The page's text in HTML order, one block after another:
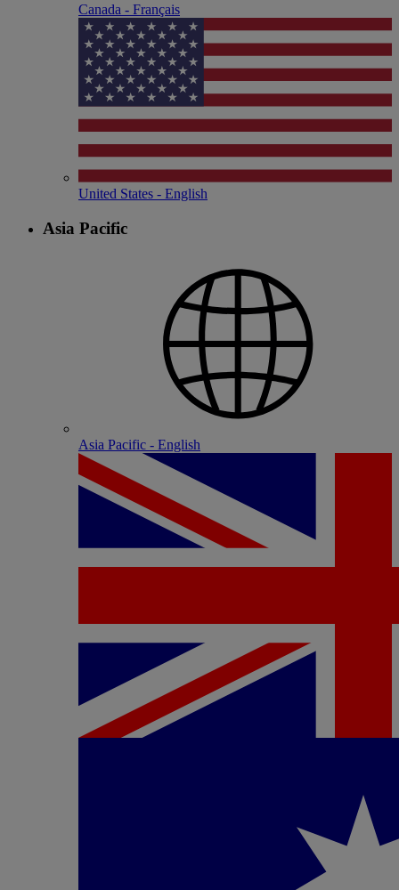
Canada - Français
United States - English
Asia Pacific
Asia Pacific - English